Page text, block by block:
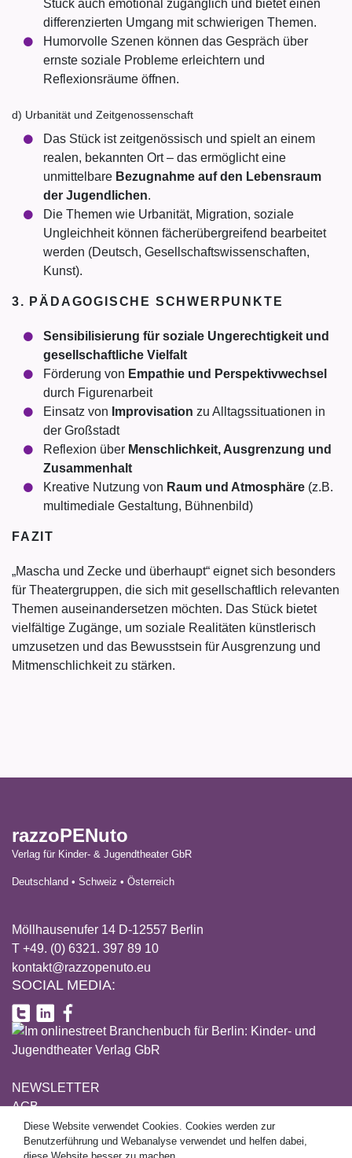
Stück auch emotional zugänglich und bietet einen
differenzierten Umgang mit schwierigen Themen.
Humorvolle Szenen können das Gespräch über
ernste soziale Probleme erleichtern und
Reflexionsräume öffnen.
d) Urbanität und Zeitgenossenschaft
Das Stück ist zeitgenössisch und spielt an einem
realen, bekannten Ort – das ermöglicht eine
unmittelbare Bezugnahme auf den Lebensraum
der Jugendlichen.
Die Themen wie Urbanität, Migration, soziale
Ungleichheit können fächerübergreifend bearbeitet
werden (Deutsch, Gesellschaftswissenschaften,
Kunst).
3. PÄDAGOGISCHE SCHWERPUNKTE
Sensibilisierung für soziale Ungerechtigkeit und
gesellschaftliche Vielfalt
Förderung von Empathie und Perspektivwechsel
durch Figurenarbeit
Einsatz von Improvisation zu Alltagssituationen in
der Großstadt
Reflexion über Menschlichkeit, Ausgrenzung und
Zusammenhalt
Kreative Nutzung von Raum und Atmosphäre (z.B.
multimediale Gestaltung, Bühnenbild)
FAZIT
„Mascha und Zecke und überhaupt“ eignet sich besonders
für Theatergruppen, die sich mit gesellschaftlich relevanten
Themen auseinandersetzen möchten. Das Stück bietet
vielfältige Zugänge, um soziale Realitäten künstlerisch
umzusetzen und das Bewusstsein für Ausgrenzung und
Mitmenschlichkeit zu stärken.
razzoPENuto
Verlag für Kinder- & Jugendtheater GbR
Deutschland • Schweiz • Österreich
Möllhausenufer 14 D-12557 Berlin
T +49. (0) 6321. 397 89 10
kontakt@razzopenuto.eu
SOCIAL MEDIA:
NEWSLETTER
AGB
DATENSCHUTZ
IMPRESSUM
This site uses cookies. Cookies are used for user guidance and
Diese Website verwendet Cookies. Cookies werden zur
Benutzerführung und Webanalyse verwendet und helfen dabei,